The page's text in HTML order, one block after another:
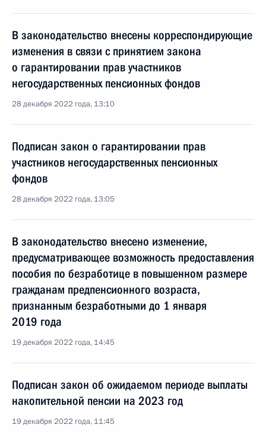
В законодательство внесены корреспондирующие
изменения в связи с принятием закона
о гарантировании прав участников
негосударственных пенсионных фондов
28 декабря 2022 года, 13:10
Подписан закон о гарантировании прав
участников негосударственных пенсионных
фондов
28 декабря 2022 года, 13:05
В законодательство внесено изменение,
предусматривающее возможность предоставления
пособия по безработице в повышенном размере
гражданам предпенсионного возраста,
признанным безработными до 1 января
2019 года
19 декабря 2022 года, 14:45
Подписан закон об ожидаемом периоде выплаты
накопительной пенсии на 2023 год
19 декабря 2022 года, 11:45